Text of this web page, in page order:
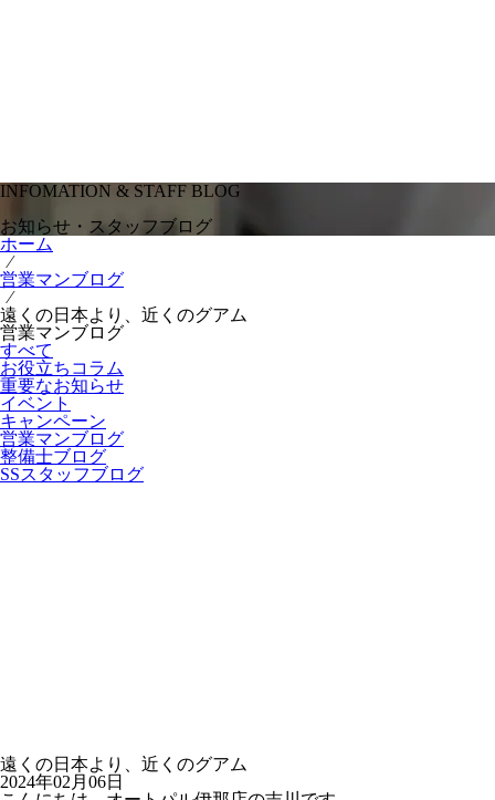
INFOMATION & STAFF BLOG
お知らせ・スタッフブログ
ホーム
⁄
営業マンブログ
⁄
遠くの日本より、近くのグアム
営業マンブログ
すべて
お役立ちコラム
重要なお知らせ
イベント
キャンペーン
営業マンブログ
整備士ブログ
SSスタッフブログ
遠くの日本より、近くのグアム
2024年02月06日